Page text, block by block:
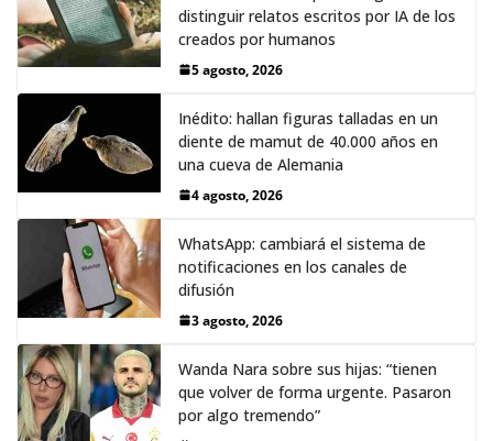
distinguir relatos escritos por IA de los
creados por humanos
5 agosto, 2026
Inédito: hallan figuras talladas en un
diente de mamut de 40.000 años en
una cueva de Alemania
4 agosto, 2026
WhatsApp: cambiará el sistema de
notificaciones en los canales de
difusión
3 agosto, 2026
Wanda Nara sobre sus hijas: “tienen
que volver de forma urgente. Pasaron
por algo tremendo”